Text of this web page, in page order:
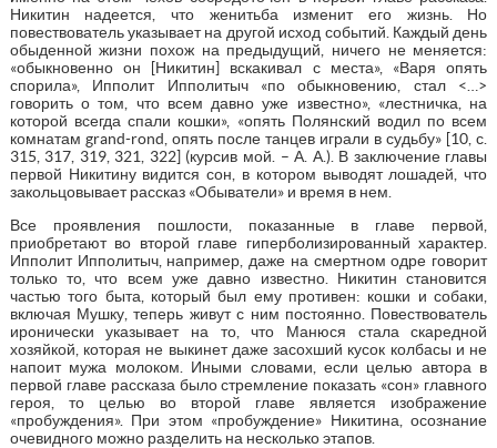
Никитин надеется, что женитьба изменит его жизнь. Но
повествователь указывает на другой исход событий. Каждый день
обыденной жизни похож на предыдущий, ничего не меняется:
«обыкновенно он [Никитин] вскакивал с места», «Варя опять
спорила», Ипполит Ипполитыч «по обыкновению, стал <…>
говорить о том, что всем давно уже известно», «лестничка, на
которой всегда спали кошки», «опять Полянский водил по всем
комнатам grand-rond, опять после танцев играли в судьбу» [10, с.
315, 317, 319, 321, 322] (курсив мой. – А. А.). В заключение главы
первой Никитину видится сон, в котором выводят лошадей, что
закольцовывает рассказ «Обыватели» и время в нем.
Все проявления пошлости, показанные в главе первой,
приобретают во второй главе гиперболизированный характер.
Ипполит Ипполитыч, например, даже на смертном одре говорит
только то, что всем уже давно известно. Никитин становится
частью того быта, который был ему противен: кошки и собаки,
включая Мушку, теперь живут с ним постоянно. Повествователь
иронически указывает на то, что Манюся стала скаредной
хозяйкой, которая не выкинет даже засохший кусок колбасы и не
напоит мужа молоком. Иными словами, если целью автора в
первой главе рассказа было стремление показать «сон» главного
героя, то целью во второй главе является изображение
«пробуждения». При этом «пробуждение» Никитина, осознание
очевидного можно разделить на несколько этапов.